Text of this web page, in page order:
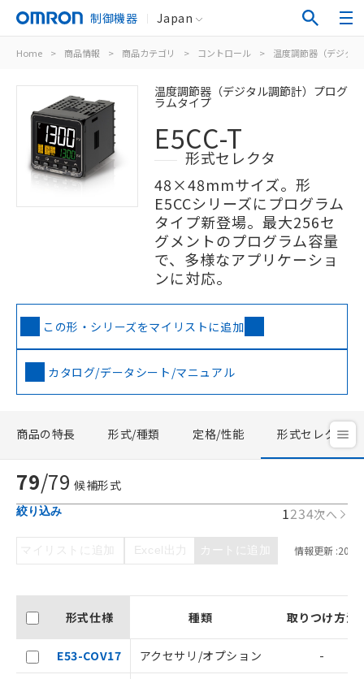
制御機器 Japan
Home > 商品情報 > 商品カテゴリ > コントロール > 温度調節器（デジタ
温度調節器（デジタル調節計）プログ
ラムタイプ
E5CC-T
形式セレクタ
48×48mmサイズ。形
E5CCシリーズにプログラム
タイプ新登場。最大256セ
グメントのプログラム容量
で、多様なアプリケーショ
ンに対応。
この形・シリーズをマイリストに追加
カタログ/データシート/マニュアル
商品の特長 形式/種類 定格/性能 形式セレクタ
79/79 候補形式
絞り込み 1234次へ
マイリストに追加 Excel出力 カートに追加 情報更新 :
形式仕様 種類 取りつけ方法
E53-COV17 アクセサリ/オプション -